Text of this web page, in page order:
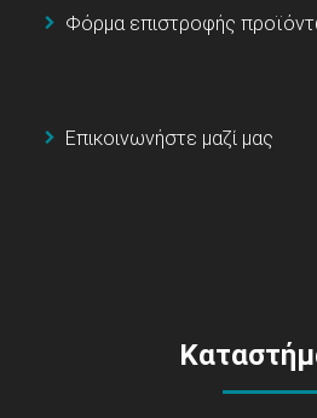
Φόρμα επιστροφής
Επικοινωνήστε μαζί μας